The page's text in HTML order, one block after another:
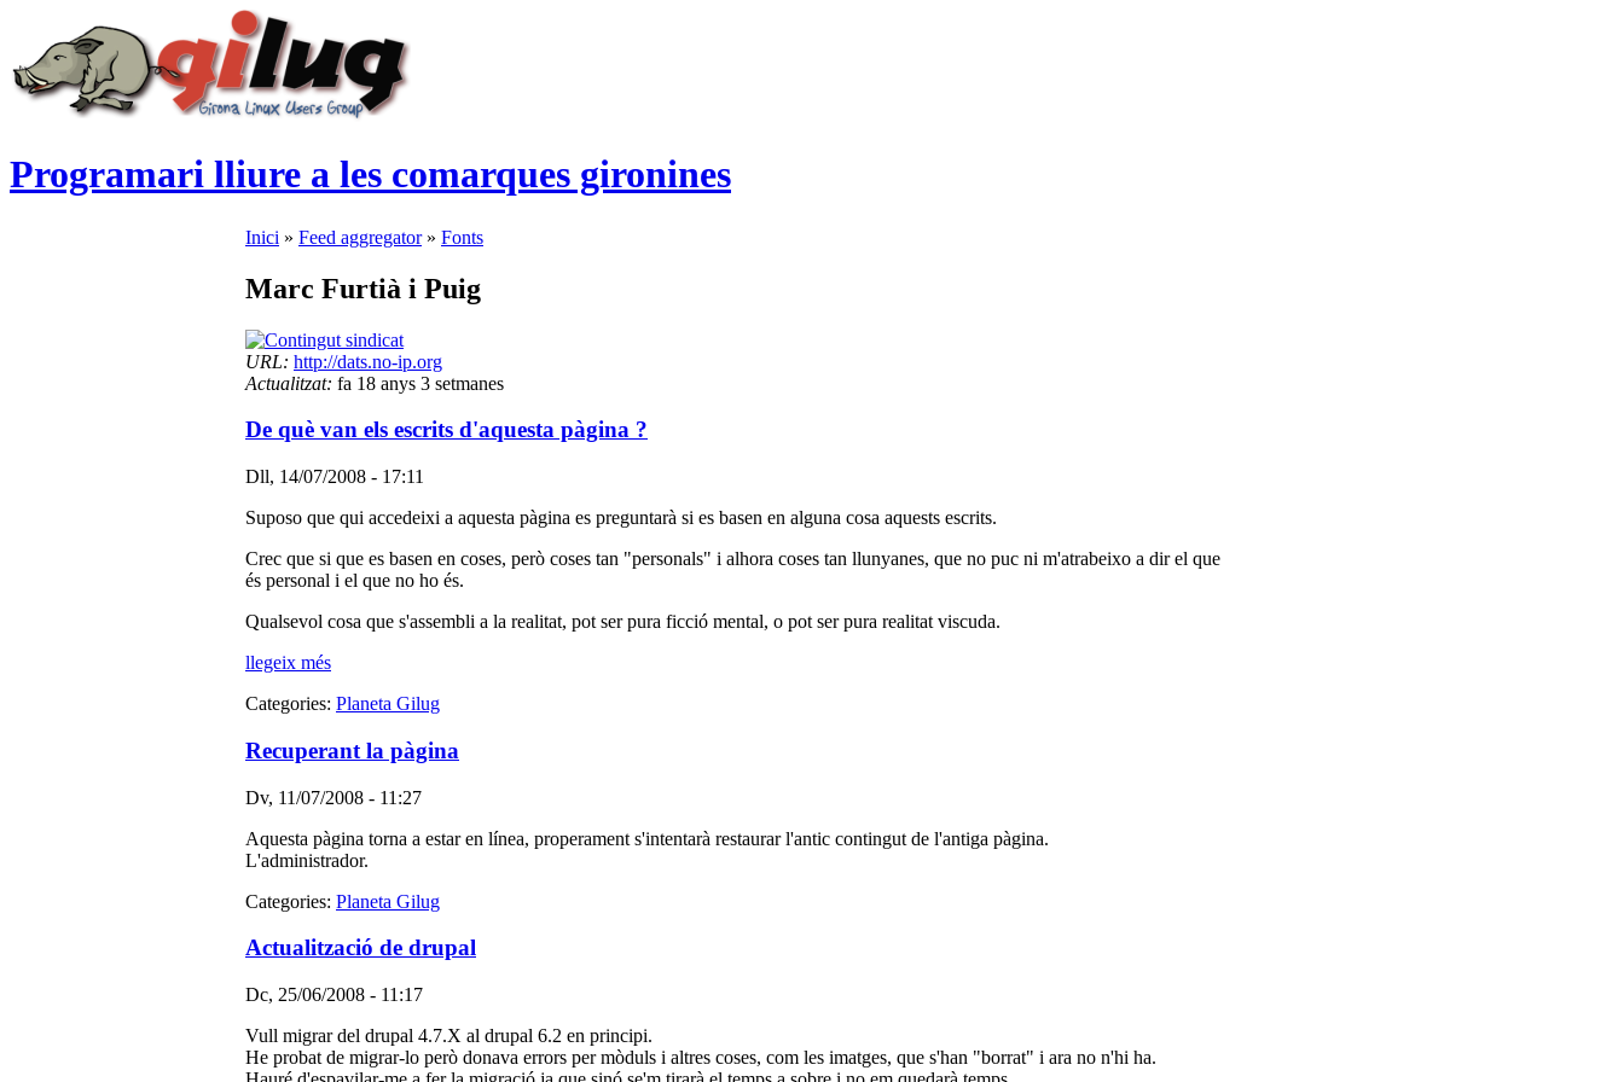
Programari lliure a les comarques gironines
Inici » Feed aggregator» Fonts
Marc Furtià i Puig
URL: http://dats.no-ip.org
Actualitzat: fa 18 anys 3 setmanes
De què van els escrits d'aquesta pàgina ?
Dll, 14/07/2008 - 17:11
Suposo que qui accedeixi a aquesta pàgina es preguntarà si es basen en alguna cosa aquests escrits.
Crec que si que es basen en coses, però coses tan "personals" i alhora coses tan llunyanes, que no puc ni m'atrabeixo a dir el que
és personal i el que no ho és.
Qualsevol cosa que s'assembli a la realitat, pot ser pura ficció mental, o pot ser pura realitat viscuda.
llegeix més
Categories: Planeta Gilug
Recuperant la pàgina
Dv, 11/07/2008 - 11:27
Aquesta pàgina torna a estar en línea, properament s'intentarà restaurar l'antic contingut de l'antiga pàgina.
L'administrador.
Categories: Planeta Gilug
Actualització de drupal
Dc, 25/06/2008 - 11:17
Vull migrar del drupal 4.7.X al drupal 6.2 en principi.
He probat de migrar-lo però donava errors per mòduls i altres coses, com les imatges, que s'han "borrat" i ara no n'hi ha.